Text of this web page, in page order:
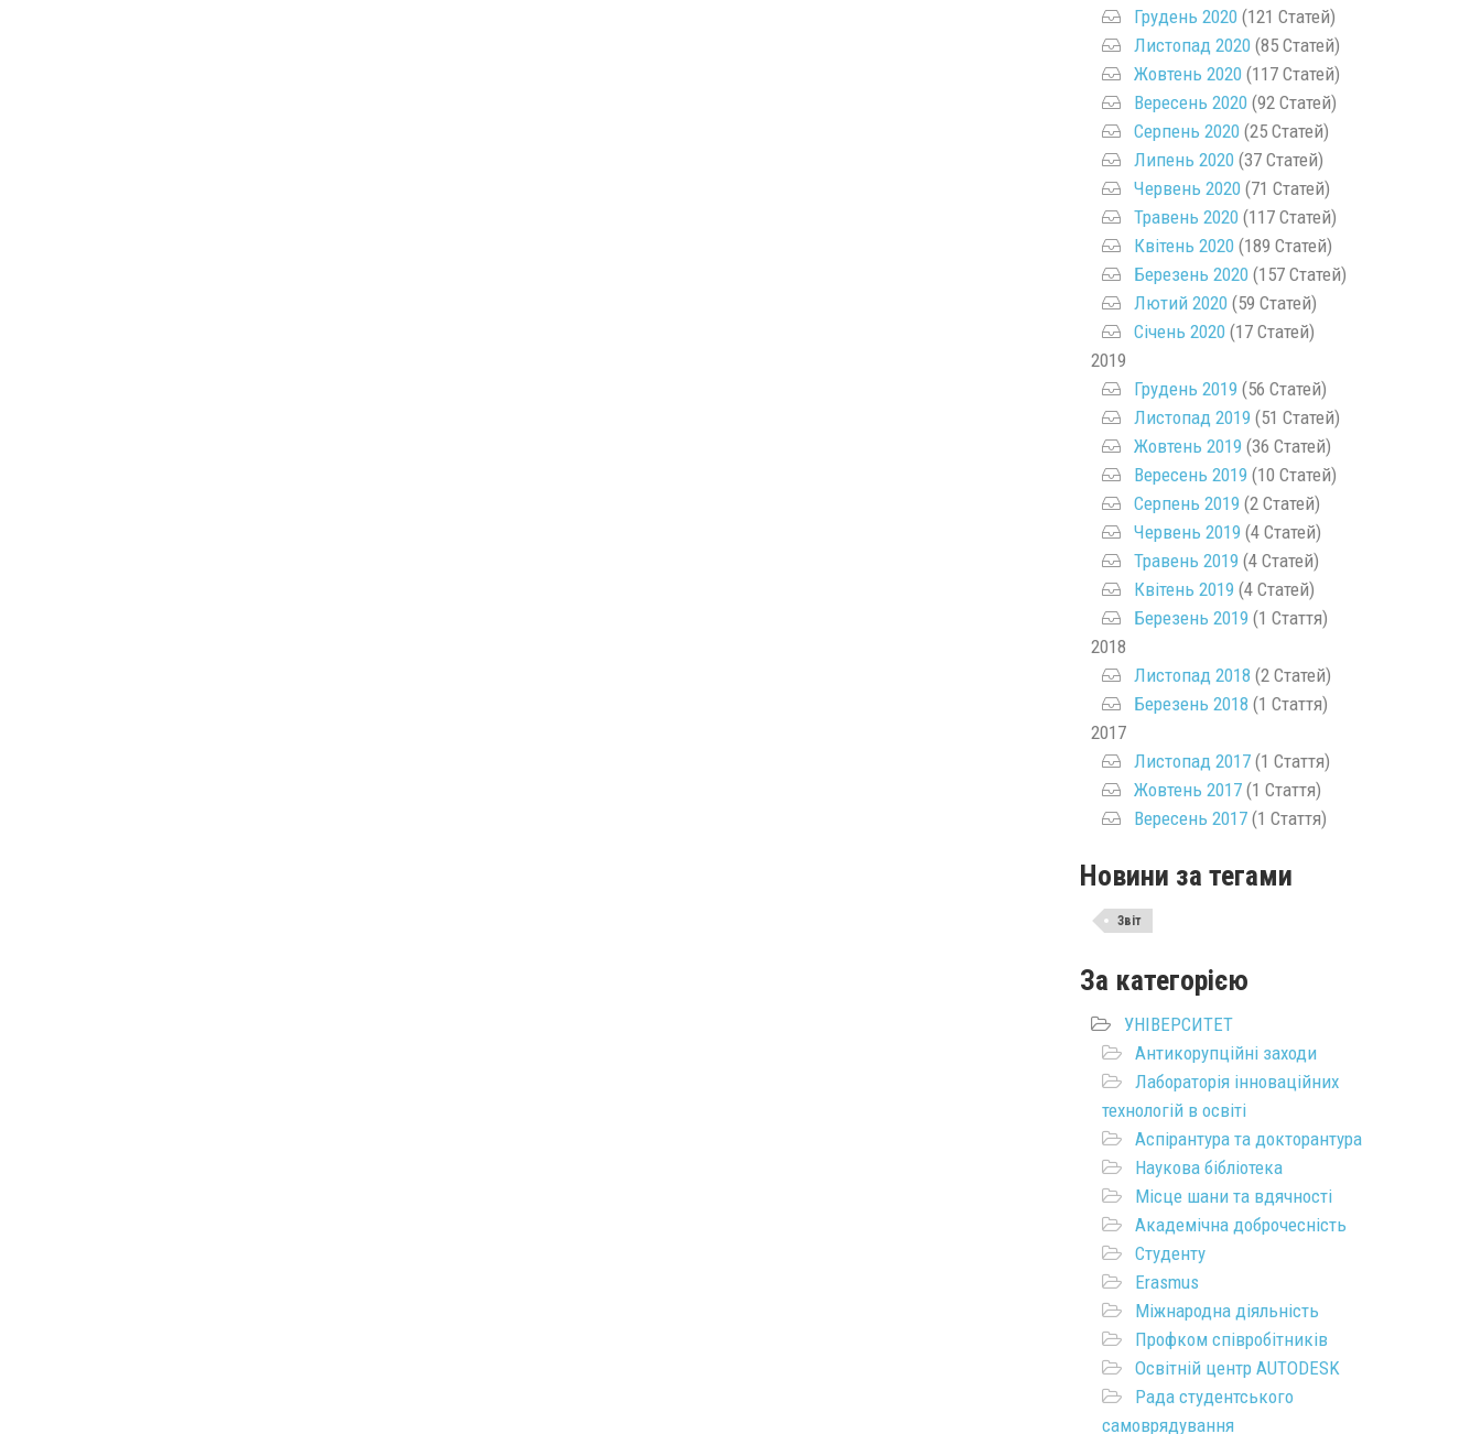
Грудень 2020(121 Статей)
Листопад 2020(85 Статей)
Жовтень 2020(117 Статей)
Вересень 2020(92 Статей)
Серпень 2020(25 Статей)
Липень 2020(37 Статей)
Червень 2020(71 Статей)
Травень 2020(117 Статей)
Квітень 2020(189 Статей)
Березень 2020(157 Статей)
Лютий 2020(59 Статей)
Січень 2020(17 Статей)
2019
Грудень 2019 (56 Статей)
Листопад 2019 (51 Статей)
Жовтень 2019 (36 Статей)
Вересень 2019 (10 Статей)
Серпень 2019 (2 Статей)
Червень 2019 (4 Статей)
Травень 2019 (4 Статей)
Квітень 2019 (4 Статей)
Березень 2019 (1 Стаття)
2018
Листопад 2018 (2 Статей)
Березень 2018 (1 Стаття)
2017
Листопад 2017(1 Стаття)
Жовтень 2017(1 Стаття)
Вересень 2017(1 Стаття)
Новини за тегами
Звіт
За категорією
УНІВЕРСИТЕТ
Антикорупційні заходи
Лабораторія інноваційних
технологій в освіті
Аспірантура та докторантура
Наукова бібліотека
Місце шани та вдячності
Академічна доброчесність
Студенту
Erasmus
Міжнародна діяльність
Профком співробітників
Освітній центр AUTODESK
Рада студентського
самоврядування